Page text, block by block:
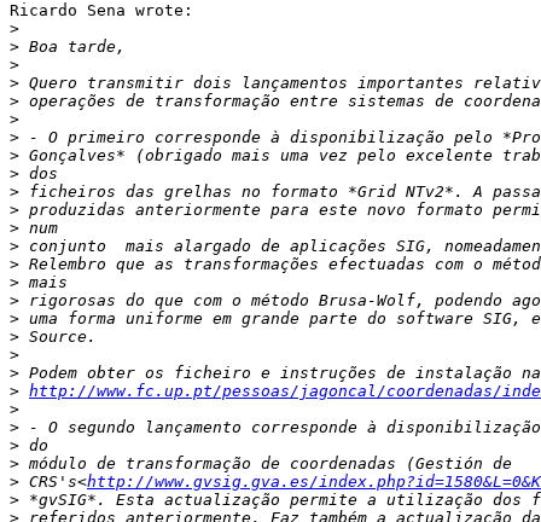
Ricardo Sena wrote:
>
>
>
>
>
>
>
>
>
>
>
>
>
>
>
>
>
>
>
>
> http://www.fc.up.pt/pessoas/jagoncal/coordenadas/
>
>
>
>
> CRS's<http://www.gvsig.gva.es/
>
>